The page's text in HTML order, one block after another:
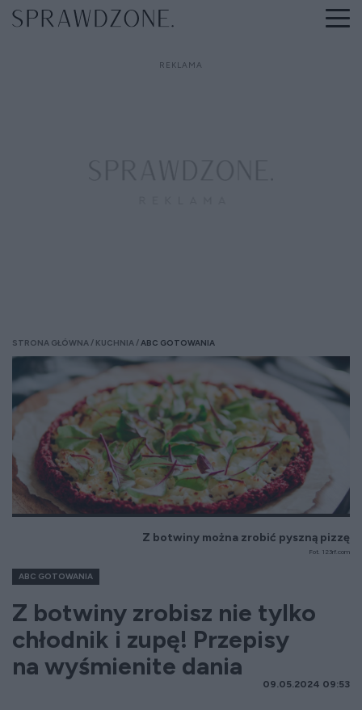
STRONA GŁÓWNA KUCHNIA ABC GOTOWANIA
Z botwiny można zrobić pyszną pizzę
Fot. 123rf.com
ABC GOTOWANIA
Z botwiny zrobisz nie tylko
chłodnik i zupę! Przepisy
na wyśmienite dania
09.05.2024 09:53